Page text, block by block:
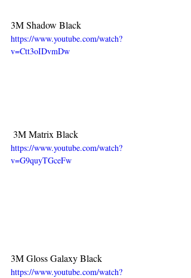
3M Shadow Black
https://www.youtube.com/watch?
v=Ctt3oIDvmDw
3M Matrix Black
https://www.youtube.com/watch?
v=G9quyTGceFw
3M Gloss Galaxy Black
https://www.youtube.com/watch?